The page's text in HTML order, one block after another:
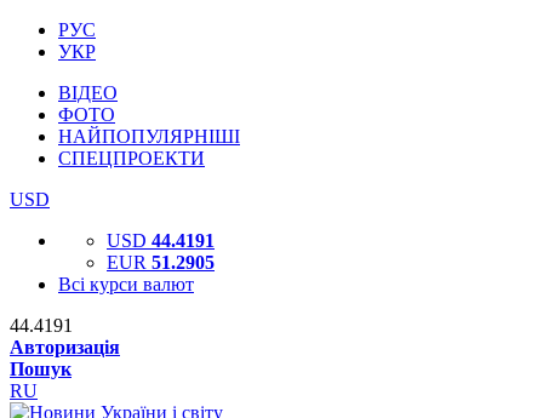
РУС
УКР
ВІДЕО
ФОТО
НАЙПОПУЛЯРНІШІ
СПЕЦПРОЕКТИ
USD
USD 44.4191
EUR 51.2905
Всі курси валют
44.4191
Авторизація
Пошук
RU